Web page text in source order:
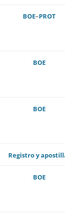
BOE–PROT
BOE
BOE
Registro y
BOE